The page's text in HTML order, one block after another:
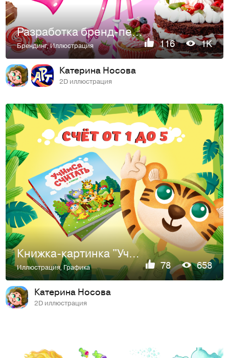
Разработка бренд-персонажа для кондитерского кафе. Маскот.
Брендинг,Иллюстрация 116 1K
Катерина Носова
2D иллюстрация
Книжка-картинка "Учимся считать"
Иллюстрация,Графика 78 658
Катерина Носова
2D иллюстрация